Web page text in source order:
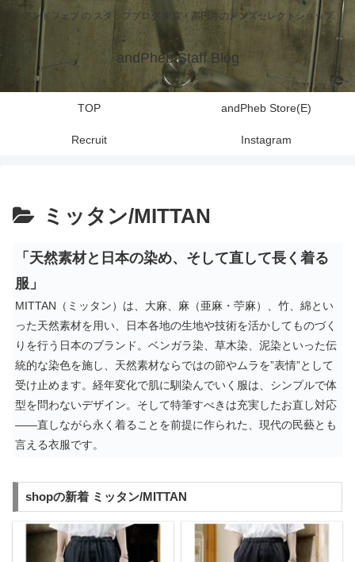
アンドフェブ の スタッフブログ 東京・高円寺のメンズセレクトショップ
andPheb Staff Blog
TOP andPheb Store(E)
Recruit Instagram
ミッタン/MITTAN
「天然素材と日本の染め、そして直して長く着る
服」
MITTAN（ミッタン）は、大麻、麻（亜麻・苧麻）、竹、綿とい
った天然素材を用い、日本各地の生地や技術を活かしてものづく
りを行う日本のブランド。ベンガラ染、草木染、泥染といった伝
統的な染色を施し、天然素材ならではの節やムラを”表情”として
受け止めます。経年変化で肌に馴染んでいく服は、シンプルで体
型を問わないデザイン。そして特筆すべきは充実したお直し対応
——直しながら永く着ることを前提に作られた、現代の民藝とも
言える衣服です。
shopの新着 ミッタン/MITTAN